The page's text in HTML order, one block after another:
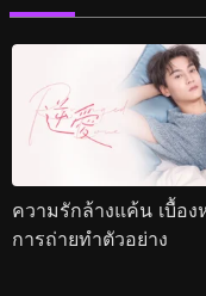
ความรักล้างแค้น เบื้อง
การถ่ายทำตัวอย่าง